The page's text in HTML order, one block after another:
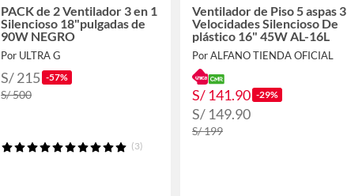
PACK de 2 Ventilador 3 en 1
Silencioso 18"pulgadas de
90W NEGRO
Por ULTRA G
S/ 215 -57%
S/ 500
(3)
Ventilador de Piso 5 aspas 3
Velocidades Silencioso De
plástico 16" 45W AL-16L
Por ALFANO TIENDA OFICIAL
S/ 141.90 -29%
S/ 149.90
S/ 199